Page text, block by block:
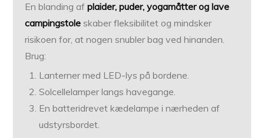
En blanding afplaider, puder, yogamåtter og lave
campingstole skaber fleksibilitet og mindsker
risikoen for, at nogen snubler bag ved hinanden.
Brug:
Lanterner med LED-lys på bordene.
Solcellelamper langs havegange.
En batteridrevet kædelampe i nærheden af
udstyrsbordet.